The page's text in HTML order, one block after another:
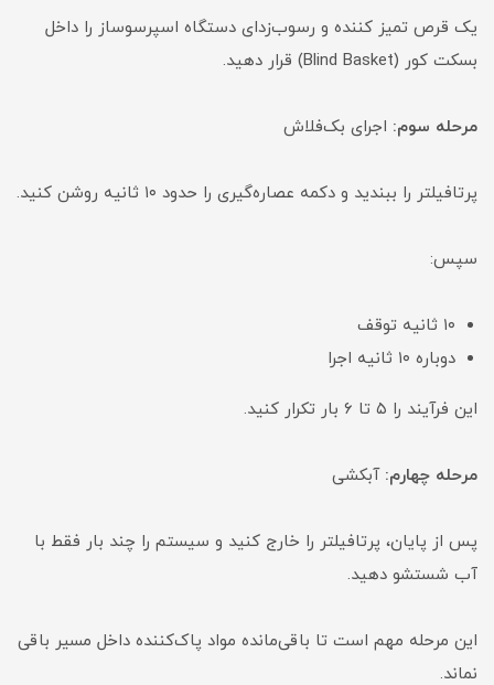
یک قرص تمیز کننده و رسوب‌زدای دستگاه اسپرسوساز را داخل
بسکت کور (Blind Basket) قرار دهید.
مرحله سوم: اجرای بک‌فلاش
پرتافیلتر را ببندید و دکمه عصاره‌گیری را حدود ۱۰ ثانیه روشن کنید.
سپس:
۱۰ ثانیه توقف
دوباره ۱۰ ثانیه اجرا
این فرآیند را ۵ تا ۶ بار تکرار کنید.
مرحله چهارم: آبکشی
پس از پایان، پرتافیلتر را خارج کنید و سیستم را چند بار فقط با
آب شستشو دهید.
این مرحله مهم است تا باقی‌مانده مواد پاک‌کننده داخل مسیر باقی
نماند.